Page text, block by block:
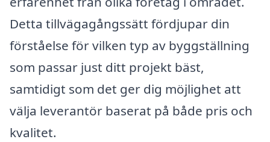
Detta tillvägagångssätt för­djupar din
förståelse för vilken typ av byggställning
som passar just ditt projekt bäst,
samtidigt som det ger dig möjlighet att
välja leverantör baserat på både pris och
kvalitet.